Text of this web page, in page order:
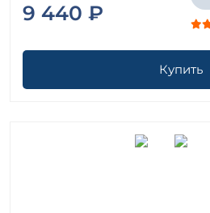
9 440 ₽
Купить